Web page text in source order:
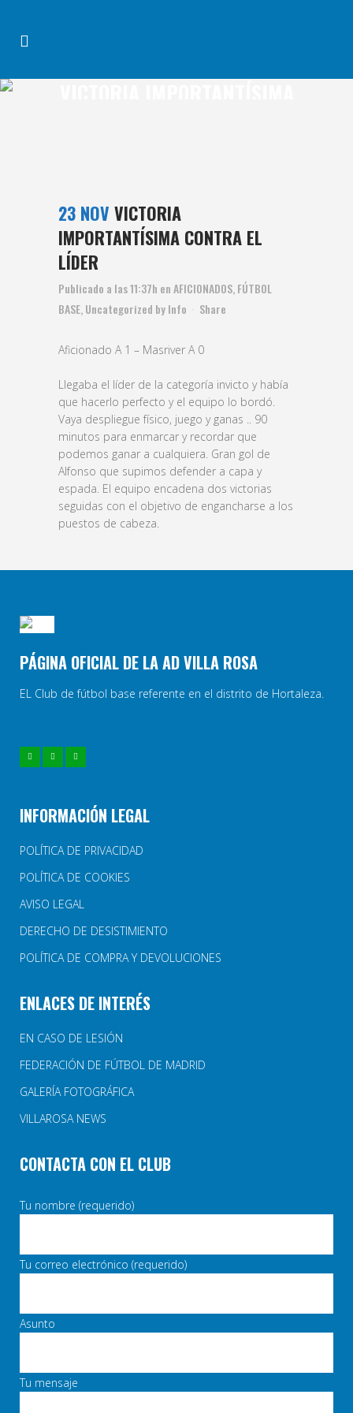
23 NOV VICTORIA
IMPORTANTÍSIMA CONTRA EL
LÍDER
Publicado a las 11:37h enAFICIONADOS FÚTBOL
BASE Uncategorized byInfo Share
Aficionado A 1 – Masriver A 0
Llegaba el líder de la categoría invicto y había
que hacerlo perfecto y el equipo lo bordó.
Vaya despliegue físico, juego y ganas .. 90
minutos para enmarcar y recordar que
podemos ganar a cualquiera. Gran gol de
Alfonso que supimos defender a capa y
espada. El equipo encadena dos victorias
seguidas con el objetivo de engancharse a los
puestos de cabeza.
PÁGINA OFICIAL DE LA AD VILLA ROSA
EL Club de fútbol base referente en el distrito de Hortaleza.
INFORMACIÓN LEGAL
POLÍTICA DE PRIVACIDAD
POLÍTICA DE COOKIES
AVISO LEGAL
DERECHO DE DESISTIMIENTO
POLÍTICA DE COMPRA Y DEVOLUCIONES
ENLACES DE INTERÉS
EN CASO DE LESIÓN
FEDERACIÓN DE FÚTBOL DE MADRID
GALERÍA FOTOGRÁFICA
VILLAROSA NEWS
CONTACTA CON EL CLUB
Tu nombre (requerido)
Tu correo electrónico (requerido)
Asunto
Tu mensaje